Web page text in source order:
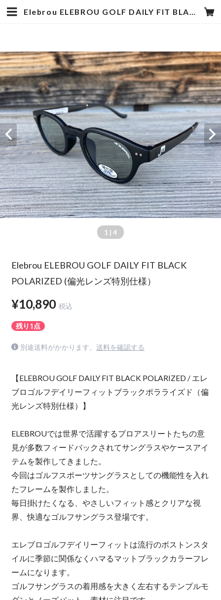
Elebrou ELEBROU GOLF DAILY FIT BLACK POLARIZED (偏光レンズ特別仕様） | hotstyle TOYOOKA
1 | 4
Elebrou ELEBROU GOLF DAILY FIT BLACK
POLARIZED (偏光レンズ特別仕様）
¥10,890 税込
残り1点
別途送料がかかります。 送料を確認する
【ELEBROU GOLF DAILY FIT BLACK POLARIZED / エレ
ブロゴルフデイリーフィットブラックポラライズド（偏
光レンズ特別仕様）】
ELEBROUでは世界で活躍するプロアスリートたちの意
見が多数フィードバックされてサングラスやケースアイ
テムを製作してきました。
今回はゴルフスポーツサングラスとしての機能性を入れ
たフレームを製作しました。
毎日掛けたくなる、やさしいフィット感とクリアな視
界、快適なゴルフサングラス登場です。
エレブロゴルフデイリーフィットは流行のボストンスタ
イルに季節に関係なくハマるマットブラックカラーフレ
ームになります。
ゴルフサングラスの着用感を大きく左右するテンプルモ